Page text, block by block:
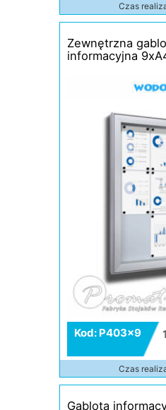
Czas
Zewnętrzna
informacyjna
Kod: P403x9
Czas
Gablota